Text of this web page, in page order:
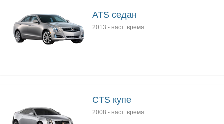
ATS седан
2013 - наст. время
CTS купе
2008 - наст. время